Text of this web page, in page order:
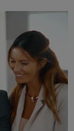
Artificiale